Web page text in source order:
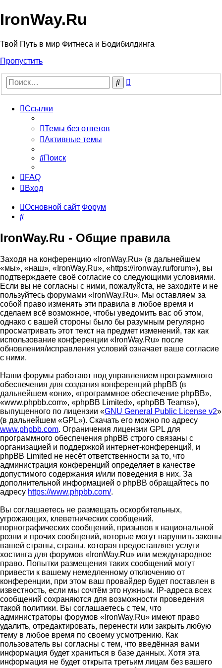
IronWay.Ru
Твой Путь в мир Фитнеса и Бодибилдинга
Пропустить
Поиск
Ссылки
Темы без ответов
Активные темы
Поиск
FAQ
Вход
Основной сайт Форум
Поиск
IronWay.Ru - Общие правила
Заходя на конференцию «IronWay.Ru» (в дальнейшем
«мы», «наш», «IronWay.Ru», «https://ironway.ru/forum»), вы
подтверждаете своё согласие со следующими условиями.
Если вы не согласны с ними, пожалуйста, не заходите и не
пользуйтесь форумами «IronWay.Ru». Мы оставляем за
собой право изменять эти правила в любое время и
сделаем всё возможное, чтобы уведомить вас об этом,
однако с вашей стороны было бы разумным регулярно
просматривать этот текст на предмет изменений, так как
использование конференции «IronWay.Ru» после
обновления/исправления условий означает ваше согласие
с ними.
Наши форумы работают под управлением программного
обеспечения для создания конференций phpBB (в
дальнейшем «они», «программное обеспечение phpBB»,
«www.phpbb.com», «phpBB Limited», «phpBB Teams»),
выпущенного по лицензии «GNU General Public License v2»
(в дальнейшем «GPL»). Скачать его можно по адресу
www.phpbb.com. Ограничения лицензии GPL для
программного обеспечения phpBB строго связаны с
организацией и поддержкой интернет-конференций, и
phpBB Limited не несёт ответственности за то, что
администрация конференций определяет в качестве
допустимого содержания и/или поведения в них. За
дополнительной информацией о phpBB обращайтесь по
адресу https://www.phpbb.com/.
Вы соглашаетесь не размещать оскорбительных,
угрожающих, клеветнических сообщений,
порнографических сообщений, призывов к национальной
розни и прочих сообщений, которые могут нарушить законы
вашей страны, страны, которая предоставляет услуги
хостинга для форумов «IronWay.Ru» или международное
право. Попытки размещения таких сообщений могут
привести к вашему немедленному отключению от
конференции, при этом ваш провайдер будет поставлен в
известность, если мы сочтём это нужным. IP-адреса всех
сообщений сохраняются для возможности проведения
такой политики. Вы соглашаетесь с тем, что
администраторы форумов «IronWay.Ru» имеют право
удалить, отредактировать, перенести или закрыть любую
тему в любое время по своему усмотрению. Как
пользователь вы согласны с тем, что введённая вами
информация будет храниться в базе данных. Хотя эта
информация не будет открыта третьим лицам без вашего